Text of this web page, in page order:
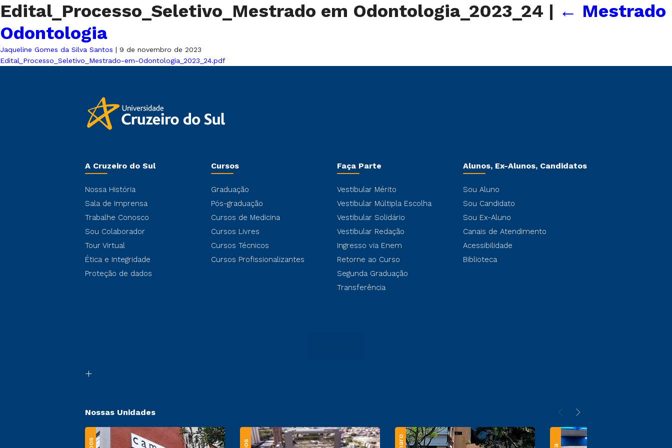
Edital_Processo_Seletivo_Mestrado em Odontologia_2023_24 | ← Mestrado
Odontologia
Jaqueline Gomes da Silva Santos | 9 de novembro de 2023
Edital_Processo_Seletivo_Mestrado-em-Odontologia_2023_24.pdf
A Cruzeiro do Sul
Nossa História
Sala de Imprensa
Trabalhe Conosco
Sou Colaborador
Tour Virtual
Ética e Integridade
Proteção de dados
Cursos
Graduação
Pós-graduação
Cursos de Medicina
Cursos Livres
Cursos Técnicos
Cursos Profissionalizantes
Faça Parte
Vestibular Mérito
Vestibular Múltipla Escolha
Vestibular Solidário
Vestibular Redação
Ingresso via Enem
Retorne ao Curso
Segunda Graduação
Transferência
Alunos, Ex-Alunos, Candidatos
Sou Aluno
Sou Candidato
Sou Ex-Aluno
Canais de Atendimento
Acessibilidade
Biblioteca
Nossas Unidades